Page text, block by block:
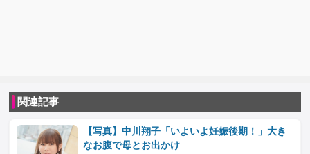
関連記事
【写真】中川翔子「いよいよ妊娠後期！」大き
なお腹で母とお出かけ